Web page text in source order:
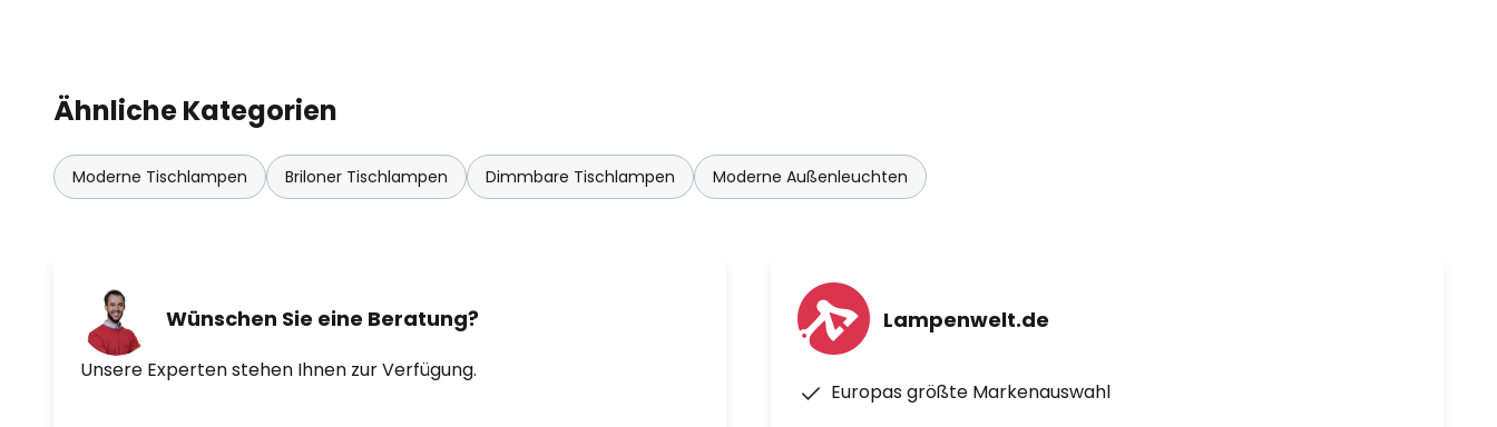
Ähnliche Kategorien
Moderne Tischlampen Briloner Tischlampen Dimmbare Tischlampen Moderne Außenleuchten
Wünschen Sie eine Beratung?
Unsere Experten stehen Ihnen zur Verfügung.
Lampenwelt.de
Europas größte Markenauswahl